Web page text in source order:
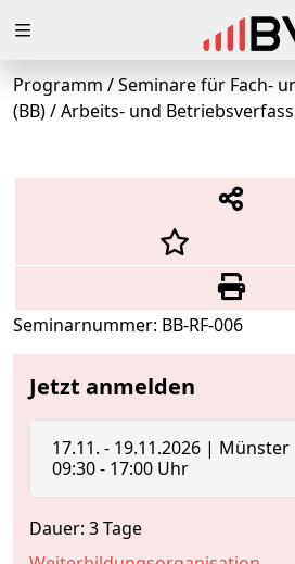
Loading
Programm /Seminare für Fach-
(BB)/Arbeits- und
Seminarnummer: BB-RF-006
Jetzt anmelden
17.11. - 19.11.2026 | Münster
09:30 - 17:00 Uhr
Dauer: 3 Tage